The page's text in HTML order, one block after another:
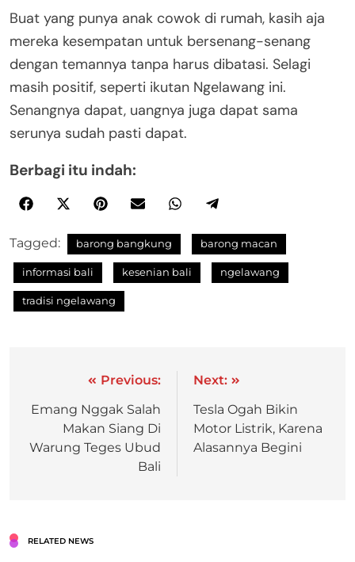
Buat yang punya anak cowok di rumah, kasih aja
mereka kesempatan untuk bersenang-senang
dengan temannya tanpa harus dibatasi. Selagi
masih positif, seperti ikutan Ngelawang ini.
Senangnya dapat, uangnya juga dapat sama
serunya sudah pasti dapat.
Berbagi itu indah:
Tagged: barong bangkung barong macan
informasi bali kesenian bali ngelawang
tradisi ngelawang
Previous:
Emang Nggak Salah
Makan Siang Di
Warung Teges Ubud
Bali
Next:
Tesla Ogah Bikin
Motor Listrik, Karena
Alasannya Begini
RELATED NEWS